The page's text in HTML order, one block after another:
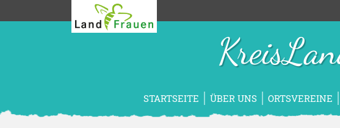
STARTSEITE ÜBER UNS ORTSVEREINE